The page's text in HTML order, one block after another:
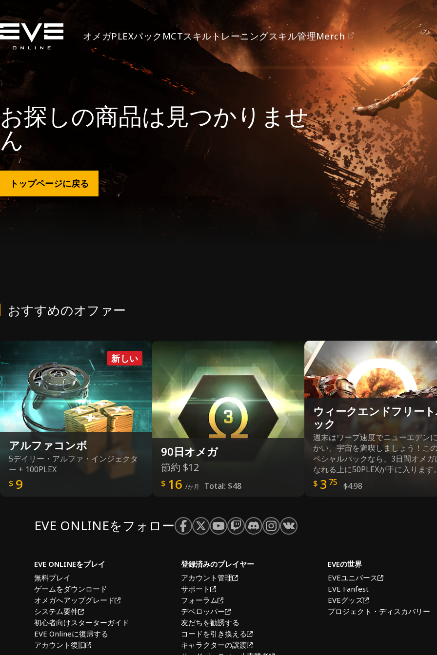
オメガPLEXパック MCTスキルトレーニングスキル管理Merch
お探しの商品は見つかりませ
ん
トップページに戻る
おすすめのオファー
新しい
アルファコンボ
5デイリー・アルファ・インジェクタ
ー + 100PLEX
$ 9
90日オメガ
節約 $12
$ 16 /か月 Total: $48
ウィークエンドフリー
ック
週末はワープ速度でニューエデン
かい、宇宙を満喫しましょう！こ
ペシャルパックなら、3日間オメガ
なれる上に50PLEXが手に入ります
$ 3 75 $4.98
EVE ONLINEをフォロー
EVE ONLINEをプレイ
無料プレイ
ゲームをダウンロード
オメガへアップグレード
システム要件
初心者向けスターターガイド
EVE Onlineに復帰する
アカウント復旧
登録済みのプレイヤー
アカウント管理
サポート
フォーラム
デベロッパー
友だちを勧誘する
コードを引き換える
キャラクターの譲渡
EVEの世界
EVEユニバース
EVE Fanfest
EVEグッズ
プロジェクト・ディスカバリー